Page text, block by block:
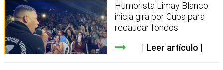
Humorista Limay Blanco
inicia gira por Cuba para
recaudar fondos
Leer artículo